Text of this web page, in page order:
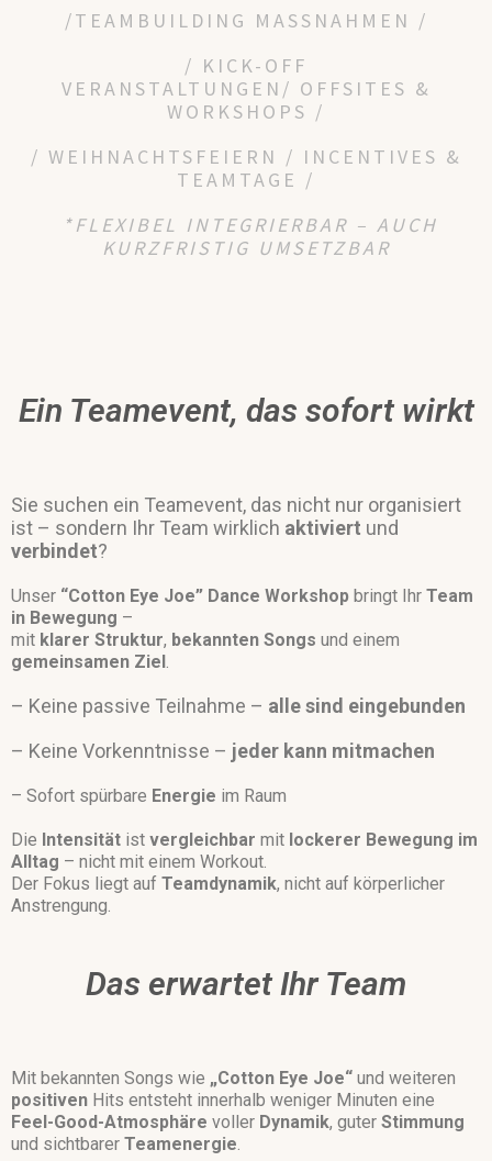
/TEAMBUILDING MASSNAHMEN /
/ KICK-OFF
VERANSTALTUNGEN/ OFFSITES &
WORKSHOPS /
/ WEIHNACHTSFEIERN / INCENTIVES &
TEAMTAGE /
*FLEXIBEL INTEGRIERBAR – AUCH
KURZFRISTIG UMSETZBAR
Ein Teamevent, das sofort wirkt
Sie suchen ein Teamevent, das nicht nur organisiert
ist – sondern Ihr Team wirklich aktiviert und
verbindet?
Unser “Cotton Eye Joe” Dance Workshop bringt Ihr Team
in Bewegung –
mit klarer Struktur, bekannten Songs und einem
gemeinsamen Ziel .
– Keine passive Teilnahme – alle sind eingebunden
– Keine Vorkenntnisse – jeder kann mitmachen
– Sofort spürbare Energie im Raum
Die Intensität ist vergleichbar mit lockerer Bewegung im
Alltag – nicht mit einem Workout.
Der Fokus liegt auf Teamdynamik, nicht auf körperlicher
Anstrengung.
Das erwartet Ihr Team
Mit bekannten Songs wie „Cotton Eye Joe“ und weiteren
positiven Hits entsteht innerhalb weniger Minuten eine
Feel-Good-Atmosphäre voller Dynamik, guter Stimmung
und sichtbarer Teamenergie.